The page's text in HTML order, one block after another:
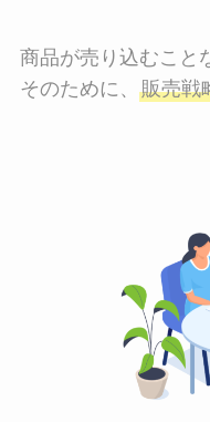
商品が売り込むこと
そのために、 販売戦